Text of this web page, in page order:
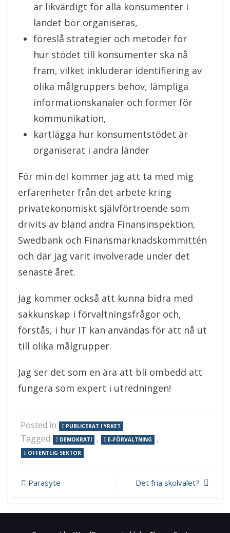
är likvärdigt för alla konsumenter i
landet bör organiseras,
föreslå strategier och metoder för
hur stödet till konsumenter ska nå
fram, vilket inkluderar identifiering av
olika målgruppers behov, lämpliga
informationskanaler och former för
kommunikation,
kartlägga hur konsumentstödet är
organiserat i andra länder
För min del kommer jag att ta med mig
erfarenheter från det arbete kring
privatekonomiskt självförtroende som
drivits av bland andra Finansinspektion,
Swedbank och Finansmarknadskommittén
och där jag varit involverade under det
senaste året.
Jag kommer också att kunna bidra med
sakkunskap i förvaltningsfrågor och,
förstås, i hur IT kan användas för att nå ut
till olika målgrupper.
Jag ser det som en ära att bli ombedd att
fungera som expert i utredningen!
Posted in PUBLICERAT I YRKET
Tagged DEMOKRATI , E-FÖRVALTNING ,
OFFENTLIG SEKTOR
Inläggsnavigering
Parasyte Det fria skolvalet?